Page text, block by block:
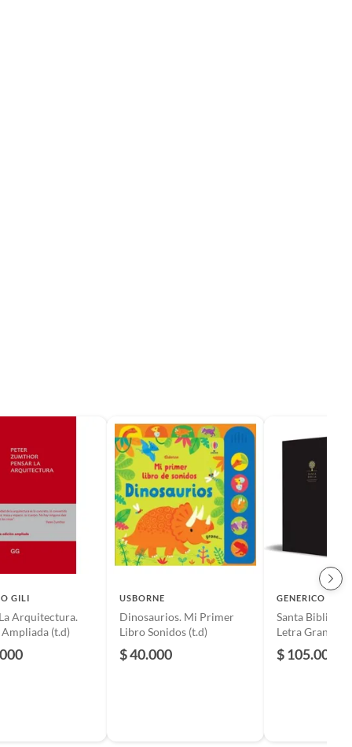
GILI
Arquitectura.
(t.d)
USBORNE
Dinosaurios. Mi Primer
Libro Sonidos (t.d)
$ 40.000
GENERICO
Santa Biblia
Letra Grande.
$ 105.000